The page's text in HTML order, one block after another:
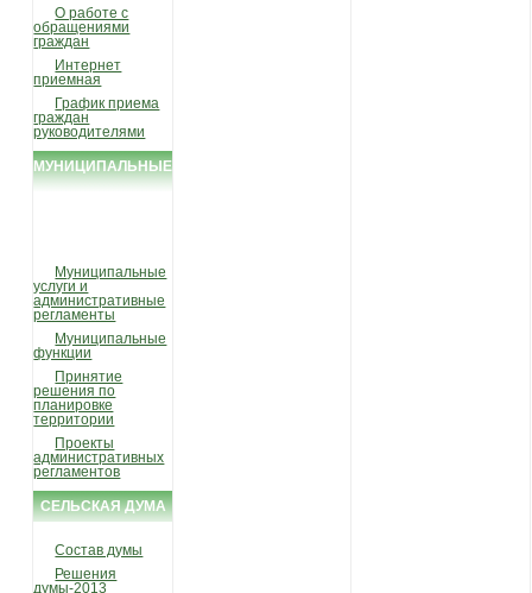
О работе с
обращениями
граждан
Интернет
приемная
График приема
граждан
руководителями
МУНИЦИПАЛЬНЫЕ
Муниципальные
услуги и
административные
регламенты
Муниципальные
функции
Принятие
решения по
планировке
территории
Проекты
административных
регламентов
СЕЛЬСКАЯ ДУМА
Состав думы
Решения
думы-2013